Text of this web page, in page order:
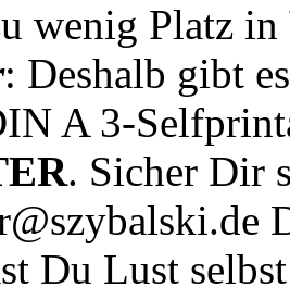
wenig Platz in
: Deshalb gibt
A 3-
. Sicher Dir
Du Lust